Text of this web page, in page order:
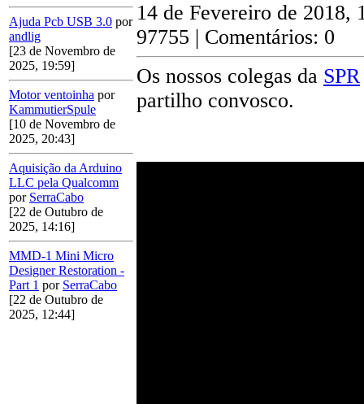
Ajuda Pcb USB 3.0 por
andlig
[23 de Novembro de
2025, 19:59]
Motor ventoinha por
KammutierSpule
[10 de Novembro de
2025, 20:43]
Aquisição da Arduino
LLC pela Qualcomm
por SerraCabo
[22 de Outubro de
2025, 14:16]
MMD-1 Mini Micro
Designer Restoration -
Part 1 por SerraCabo
[22 de Outubro de
2025, 12:44]
14 de Fevereiro de 2018,
97755 | Comentários: 0
Os nossos colegas da SPR
partilho convosco.